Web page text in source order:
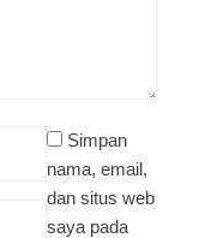
Simpan
nama, email,
dan situs web
saya pada